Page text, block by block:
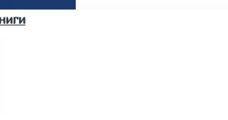
служба Турчин Я.Б. Дорош Л.О.